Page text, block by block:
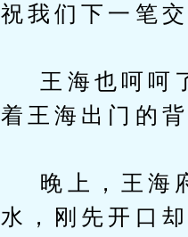
祝我们下一笔
王海也呵呵了
着王海出门的
晚上，王海府
水，刚先开口